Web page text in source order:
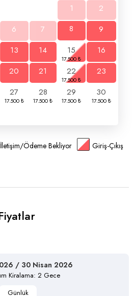
1
2
6 7 8
9
13 14 15
16
20 21 22
23
27 28 29
30
İletişim/Ödeme Bekliyor Giriş-Çıkış
/ 30 Nisan 2026
Kiralama: 2 Gece
Günlük